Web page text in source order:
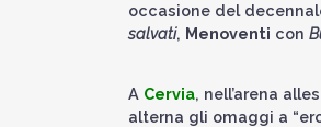
occasione del
salvati, Menoventi con
A Cervia, nell’arena
alterna gli omaggi a